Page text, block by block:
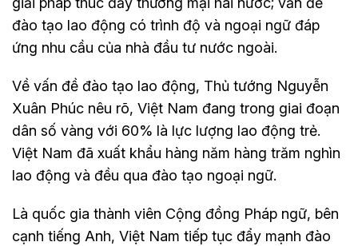
đào tạo lao động có trình độ và ngoại ngữ đáp
ứng nhu cầu của nhà đầu tư nước ngoài.
Về vấn đề đào tạo lao động, Thủ tướng Nguyễn
Xuân Phúc nêu rõ, Việt Nam đang trong giai đoạn
dân số vàng với 60% là lực lượng lao động trẻ.
Việt Nam đã xuất khẩu hàng năm hàng trăm nghìn
lao động và đều qua đào tạo ngoại ngữ.
Là quốc gia thành viên Cộng đồng Pháp ngữ, bên
cạnh tiếng Anh, Việt Nam tiếp tục đẩy mạnh đào